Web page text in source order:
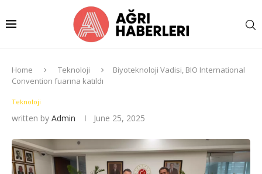
Home Teknoloji
Biyoteknoloji Vadisi, BIO International
Convention fuarına katıldı
Teknoloji
written by Admin June 25, 2025